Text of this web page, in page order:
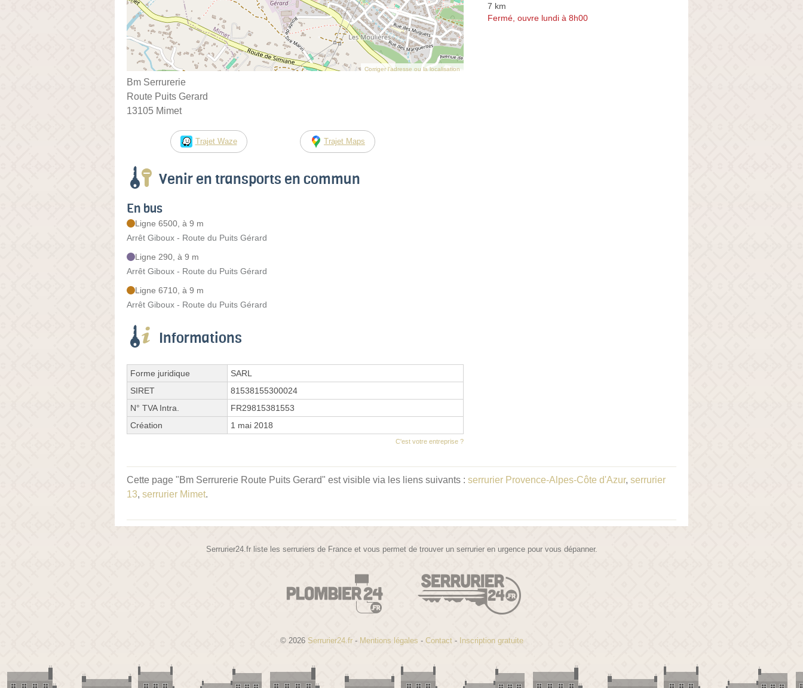
Corriger l’adresse ou la localisation
Bm Serrurerie
Route Puits Gerard
13105 Mimet
Trajet Waze Trajet Maps
Venir en transports en commun
En bus
Ligne 6500, à 9 m
Arrêt Giboux - Route du Puits Gérard
Ligne 290, à 9 m
Arrêt Giboux - Route du Puits Gérard
Ligne 6710, à 9 m
Arrêt Giboux - Route du Puits Gérard
Informations
Forme juridique
SARL
SIRET
81538155300024
N° TVA Intra.
FR29815381553
Création
1 mai 2018
C'est votre entreprise ?
7 km
Fermé, ouvre lundi à 8h00
Cette page "Bm Serrurerie Route Puits Gerard" est visible via les liens suivants : serrurier Provence-Alpes-Côte d'Azur, serrurier
13, serrurier Mimet.
Serrurier24.fr liste les serruriers de France et vous permet de trouver un serrurier en urgence pour vous dépanner.
© 2026 Serrurier24.fr - Mentions légales - Contact- Inscription gratuite